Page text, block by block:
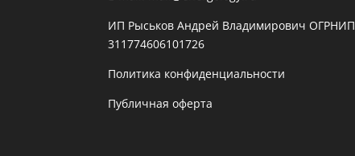
ИП Рыськов Андрей Владимирович ОГРНИП
311774606101726
Политика конфиденциальности
Публичная оферта